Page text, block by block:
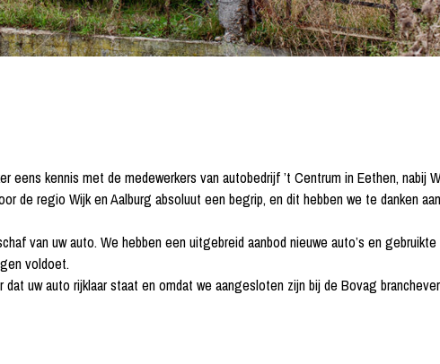
kennis met de medewerkers van autobedrijf ’t Centrum in Eethen, nabij
regio Wijk en Aalburg absoluut een begrip, en dit hebben we te danken
van uw auto. We hebben een uitgebreid aanbod nieuwe auto’s en gebruikte
voldoet.
uw auto rijklaar staat en omdat we aangesloten zijn bij de Bovag